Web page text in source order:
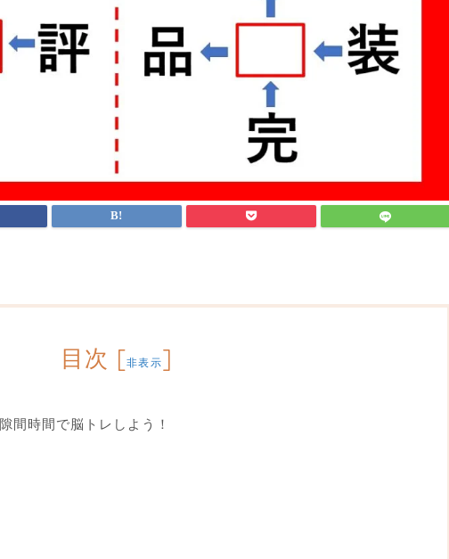
目次 [非表示]
間時間で脳トレしよう！